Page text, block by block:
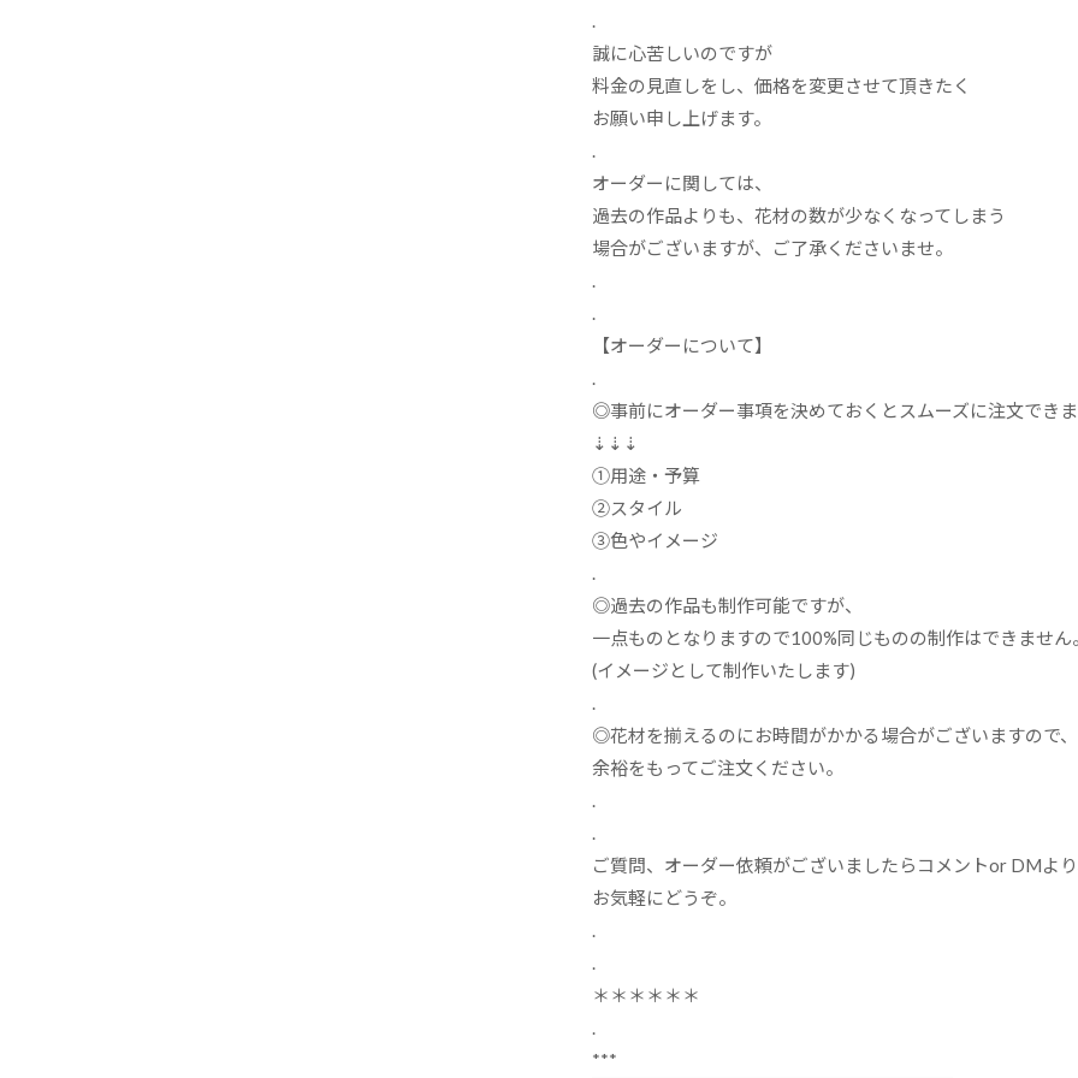
.
誠に心苦しいのですが
料金の見直しをし、価格を変更させて頂きたく
お願い申し上げます。
.
オーダーに関しては、
過去の作品よりも、花材の数が少なくなってしまう
場合がございますが、ご了承くださいませ。
.
.
【オーダーについて】
.
◎事前にオーダー事項を決めておくとスムーズに注文でき
⇣⇣⇣
➀用途・予算
➁スタイル
➂色やイメージ
.
◎過去の作品も制作可能ですが、
一点ものとなりますので100%同じものの制作はできません
(イメージとして制作いたします)
.
◎花材を揃えるのにお時間がかかる場合がございますので、
余裕をもってご注文ください。
.
.
ご質問、オーダー依頼がございましたらコメントor DMよ
お気軽にどうぞ。
.
.
＊＊＊＊＊＊
.
***